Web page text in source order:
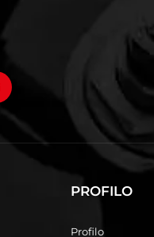
PROFILO
Profilo